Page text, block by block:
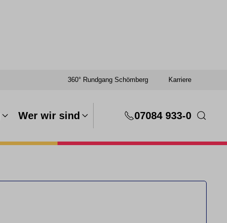
360° Rundgang Schömberg Karriere
Wer wir sind 07084 933-0